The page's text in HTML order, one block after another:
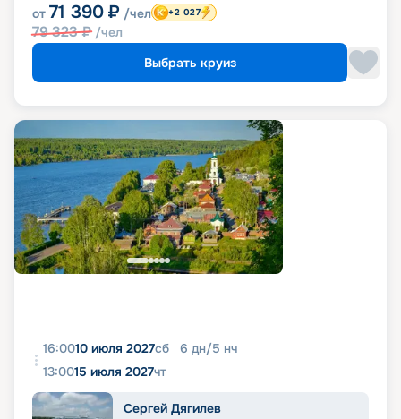
от 71 390 ₽ /чел
79 323₽ /чел
+2 027
Выбрать круиз
16:0010 июля 2027сб 6 дн/5 нч
13:0015 июля 2027чт
Сергей Дягилев